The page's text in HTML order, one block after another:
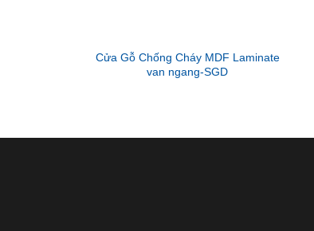
Cửa Gỗ Chống Cháy MDF Laminate
van ngang-SGD